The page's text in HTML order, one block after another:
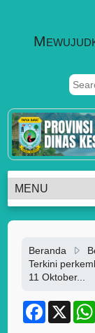
Beranda
Terkini
11 Oktober...
F
X